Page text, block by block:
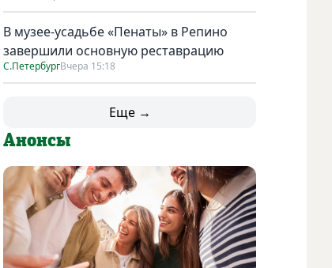
В музее-усадьбе «Пенаты» в Репино
завершили основную реставрацию
С.ПетербургВчера 15:18
Еще →
Анонсы